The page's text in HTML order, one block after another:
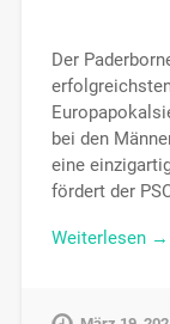
Der
bei den
eine
fördert der
Weiterlesen →